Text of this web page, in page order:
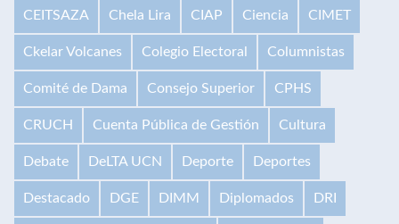
CEITSAZA Chela Lira CIAP Ciencia CIMET
Ckelar Volcanes Colegio Electoral Columnistas
Comité de Dama Consejo Superior CPHS
CRUCH Cuenta Pública de Gestión Cultura
Debate DeLTA UCN Deporte Deportes
Destacado DGE DIMM Diplomados DRI